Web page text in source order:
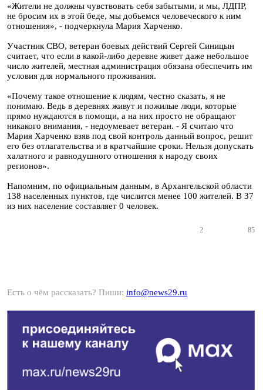
«Жители не должны чувствовать себя забытыми, и мы, ЛДПР,
не бросим их в этой беде, мы добьемся человеческого к ним
отношения», - подчеркнула Мария Харченко.
Участник СВО, ветеран боевых действий Сергей Синицын
считает, что если в какой-либо деревне живет даже небольшое
число жителей, местная администрация обязана обеспечить им
условия для нормального проживания.
«Почему такое отношение к людям, честно сказать, я не
понимаю. Ведь в деревнях живут и пожилые люди, которые
прямо нуждаются в помощи, а на них просто не обращают
никакого внимания, - недоумевает ветеран. - Я считаю что
Мария Харченко взяв под свой контроль данный вопрос, решит
его без отлагательства и в кратчайшие сроки. Нельзя допускать
халатного и равнодушного отношения к народу своих
регионов».
Напомним, по официальным данным, в Архангельской области
138 населенных пунктов, где числится менее 100 жителей. В 37
из них население составляет 0 человек.
2 85
Есть о чём рассказать? Пиши: info@news29.ru